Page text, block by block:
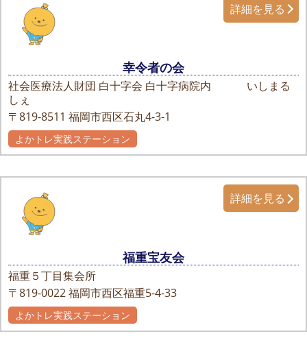
幸令者の会
社会医療法人財団 白十字会 白十字病院内 いしまる
しぇ
〒819-8511 福岡市西区石丸4-3-1
詳細を見る
よかトレ実践ステーション
福重宝友会
福重５丁目集会所
〒819-0022福岡市西区福重5-4-33
詳細を見る
よかトレ実践ステーション